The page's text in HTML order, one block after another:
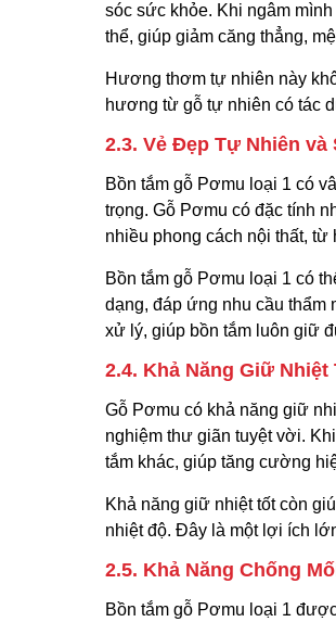
sóc sức khỏe. Khi ngâm
thể, giúp giảm căng thẳng,
Hương thơm tự nhiên này
hương từ gỗ tự nhiên có tác
2.3. Vẻ Đẹp Tự Nhiên và
Bồn tắm gỗ Pơmu loại 1 có
trọng. Gỗ Pơmu có đặc tính
nhiều phong cách nội thất, từ
Bồn tắm gỗ Pơmu loại 1 có
dạng, đáp ứng nhu cầu thẩm
xử lý, giúp bồn tắm luôn giữ
2.4. Khả Năng Giữ Nhiệt
Gỗ Pơmu có khả năng giữ
nghiệm thư giãn tuyệt vời.
tắm khác, giúp tăng cường
Khả năng giữ nhiệt tốt còn
nhiệt độ. Đây là một lợi ích
2.5. Khả Năng Chống
Bồn tắm gỗ Pơmu loại 1